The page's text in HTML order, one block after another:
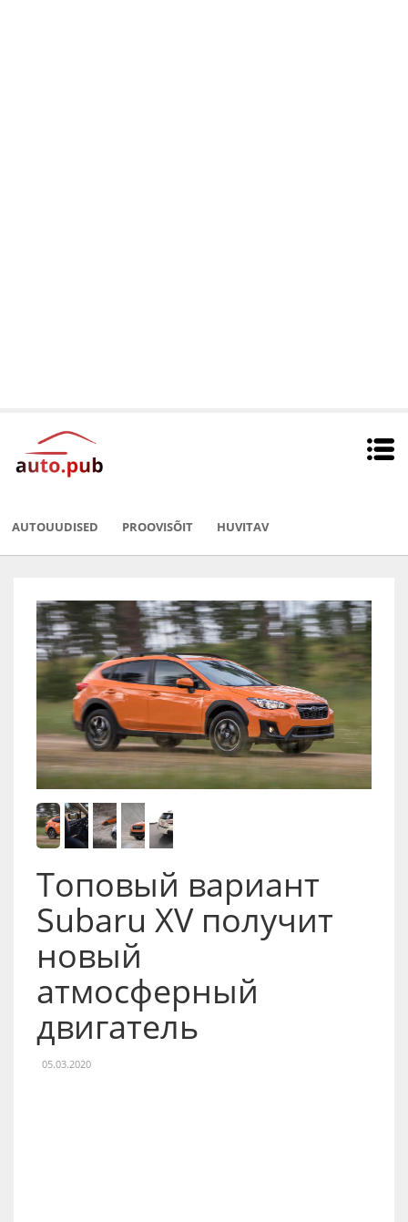
AUTOUUDISED PROOVISÕIT HUVITAV
Топовый вариант
Subaru XV получит
новый
атмосферный
двигатель
05.03.2020